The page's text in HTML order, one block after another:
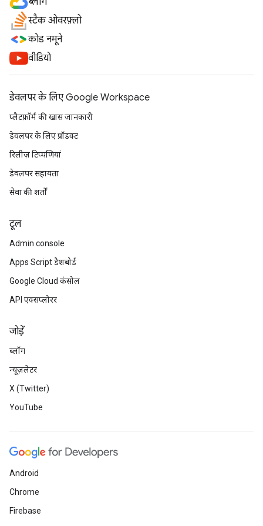
स्टैक ओवरफ़्लो
कोड नमूने
वीडियो
डेवलपर के लिए Google Workspace
प्लैटफ़ॉर्म की खास जानकारी
डेवलपर के लिए प्रॉडक्ट
रिलीज़ टिप्पणियां
डेवलपर सहायता
सेवा की शर्तों
टूल
Admin console
Apps Script डैशबोर्ड
Google Cloud कंसोल
API एक्सप्लोरर
जोड़ें
ब्लॉग
न्यूज़लेटर
X (Twitter)
YouTube
Android
Chrome
Firebase